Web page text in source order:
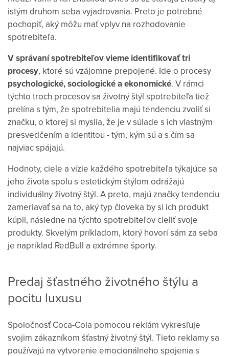
istým druhom seba vyjadrovania. Preto je potrebné
pochopiť, aký môžu mať vplyv na rozhodovanie
spotrebiteľa.
V správaní spotrebiteľov vieme identifikovať tri
procesy, ktoré sú vzájomne prepojené. Ide o procesy
psychologické, sociologické a ekonomické. V rámci
týchto troch procesov sa životný štýl spotrebiteľa tiež
prelína s tým, že spotrebitelia majú tendenciu zvoliť si
značku, o ktorej si myslia, že je v súlade s ich vlastným
presvedčením a identitou - tým, kým sú a s čím sa
najviac spájajú.
Hodnoty, ciele a vízie každého spotrebiteľa týkajúce sa
jeho života spolu s estetickým štýlom odrážajú
individuálny životný štýl. A preto, majú značky tendenciu
zameriavať sa na to, aký typ človeka by si ich produkt
kúpil, následne na týchto spotrebiteľov cieliť svoje
produkty. Skvelým príkladom, ktorý hovorí sám za seba
je napríklad RedBull a extrémne športy.
Predaj šťastného životného štýlu a
pocitu luxusu
Spoločnosť Coca-Cola pomocou reklám vykresľuje
svojim zákazníkom šťastný životný štýl. Tieto reklamy sa
používajú na vytvorenie emocionálneho spojenia s